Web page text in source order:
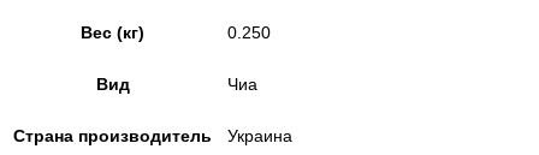
Вес (кг) 0.250
Вид Чиа
Страна производитель Украина